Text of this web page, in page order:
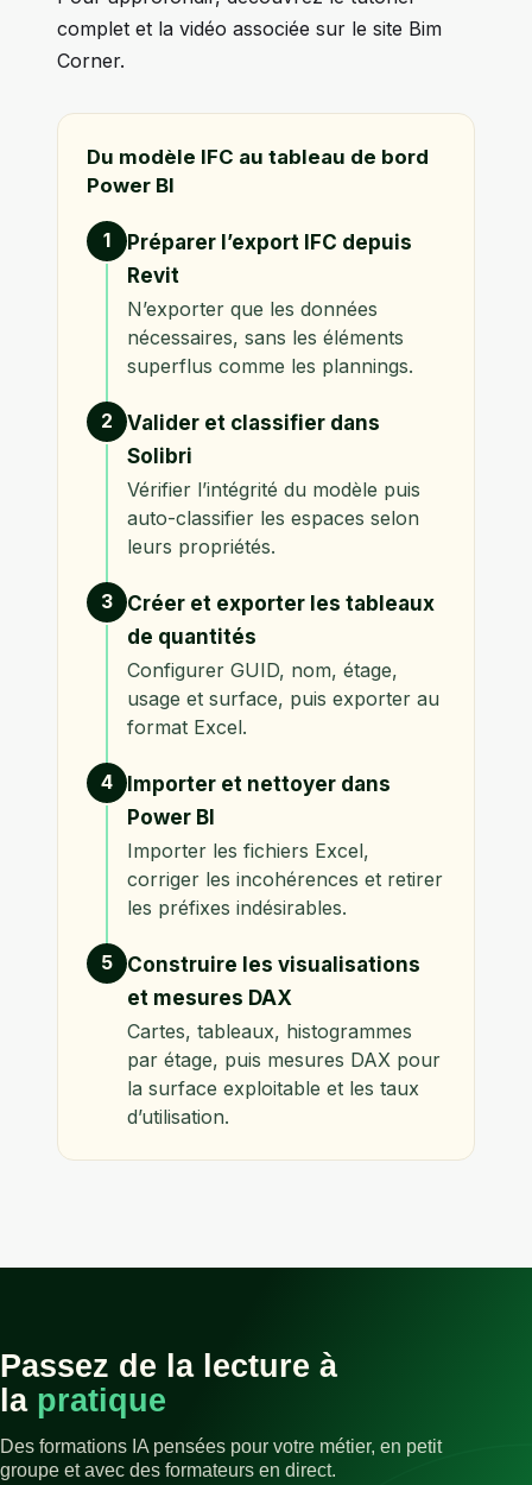
complet et la vidéo associée sur le site Bim
Corner.
Du modèle IFC au tableau de bord
Power BI
1
Préparer l’export IFC depuis
Revit
N’exporter que les données
nécessaires, sans les éléments
superflus comme les plannings.
2
Valider et classifier dans
Solibri
Vérifier l’intégrité du modèle puis
auto-classifier les espaces selon
leurs propriétés.
3
Créer et exporter les tableaux
de quantités
Configurer GUID, nom, étage,
usage et surface, puis exporter au
format Excel.
4
Importer et nettoyer dans
Power BI
Importer les fichiers Excel,
corriger les incohérences et retirer
les préfixes indésirables.
5
Construire les visualisations
et mesures DAX
Cartes, tableaux, histogrammes
par étage, puis mesures DAX pour
la surface exploitable et les taux
d’utilisation.
Passez de la lecture à
la pratique
Des formations IA pensées pour votre métier, en petit
groupe et avec des formateurs en direct.